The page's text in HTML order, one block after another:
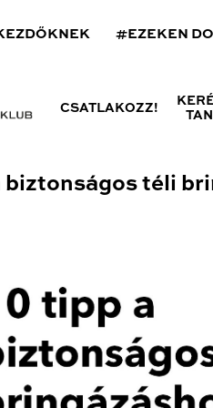
#EZEKEN
CSATLAKOZZ!
biztonságos téli